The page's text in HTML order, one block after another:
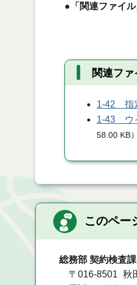
● 「関連ファイル
関連ファ
1-42 指
1-43 ウ
58.00 KB）
このペー
総務部 契約検査課
〒016-8501
秋